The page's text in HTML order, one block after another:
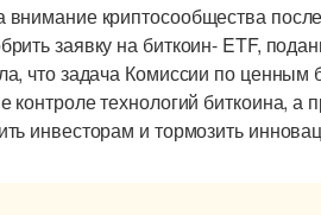
внимание криптосообщества
заявку на биткоин- ETF,
что задача Комиссии по
контроле технологий биткоина,
инвесторам и тормозить